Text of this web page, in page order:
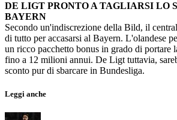
DE LIGT PRONTO A TAGLIARSI LO
BAYERN
Secondo un'indiscrezione della Bild, il
di tutto per accasarsi al Bayern. L'olandese
un ricco pacchetto bonus in grado di portare
fino a 12 milioni annui. De Ligt tuttavia,
sconto pur di sbarcare in Bundesliga.
Leggi anche